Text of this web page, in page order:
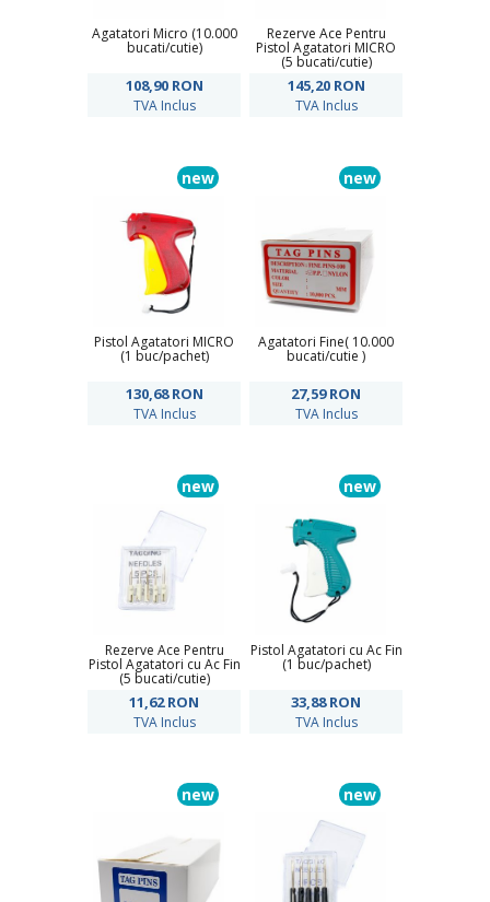
Agatatori Micro (10.000
bucati/cutie)
108,90 RON
TVA Inclus
Rezerve Ace Pentru
Pistol Agatatori MICRO
(5 bucati/cutie)
145,20 RON
TVA Inclus
new
Pistol Agatatori MICRO
(1 buc/pachet)
130,68RON
TVA Inclus
new
Agatatori Fine( 10.000
bucati/cutie )
27,59RON
TVA Inclus
new
Rezerve Ace Pentru
Pistol Agatatori cu Ac Fin
(5 bucati/cutie)
11,62RON
TVA Inclus
new
Pistol Agatatori cu Ac Fin
(1 buc/pachet)
33,88RON
TVA Inclus
new new